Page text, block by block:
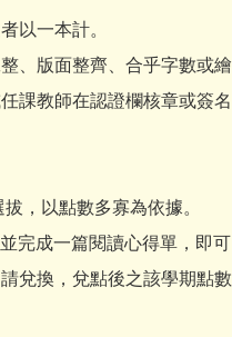
以一本計。
、版面整齊、合乎字數或繪
課教師在認證欄核章或簽名
，以點數多寡為依據。
完成一篇閱讀心得單，即可
兌換，兌點後之該學期點數